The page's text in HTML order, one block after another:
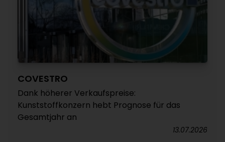
COVESTRO
Dank höherer Verkaufspreise:
Kunststoffkonzern hebt Prognose für das
Gesamtjahr an
13.07.2026